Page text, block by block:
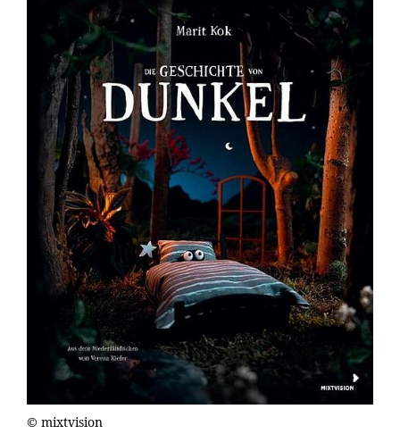
© mixtvision